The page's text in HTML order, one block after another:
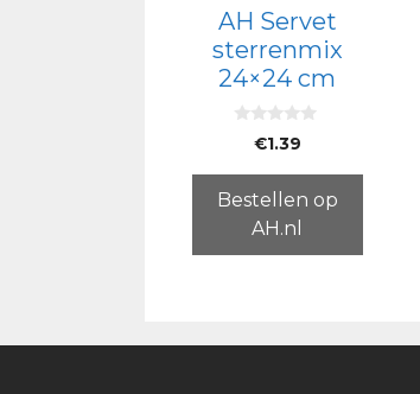
AH Servet
sterrenmix
24×24 cm
5
€1.39
Bestellen op
AH.nl